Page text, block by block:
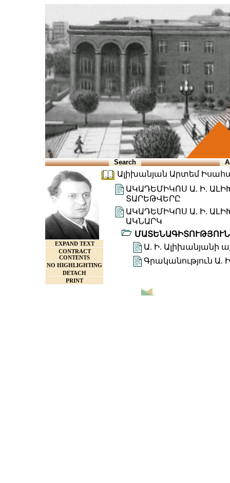
Search
EXPAND TEXT
CONTRACT
CONTENTS
NO HIGHLIGHTING
DETACH
PRINT
Ալիխանյան Արտեմ
ԱԿԱԴԵՄԻԿՈՍ Ա. Ի.
ՏԱՐԵԹՎԵՐԸ
ԱԿԱԴԵՄԻԿՈՍ Ա. Ի.
ԱԿՆԱՐԿ
ՄԱՏԵՆԱԳԻՏՈՒԹՅՈՒՆ
Ա. Ի. Ալիխանյանի
Գրականություն Ա.